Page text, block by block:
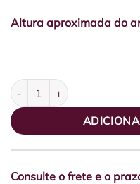
Altura aproximada do
Box Pétit Tropical Vermelho
Consulte o frete e o